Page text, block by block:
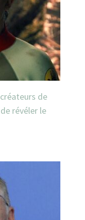
de
révéler le